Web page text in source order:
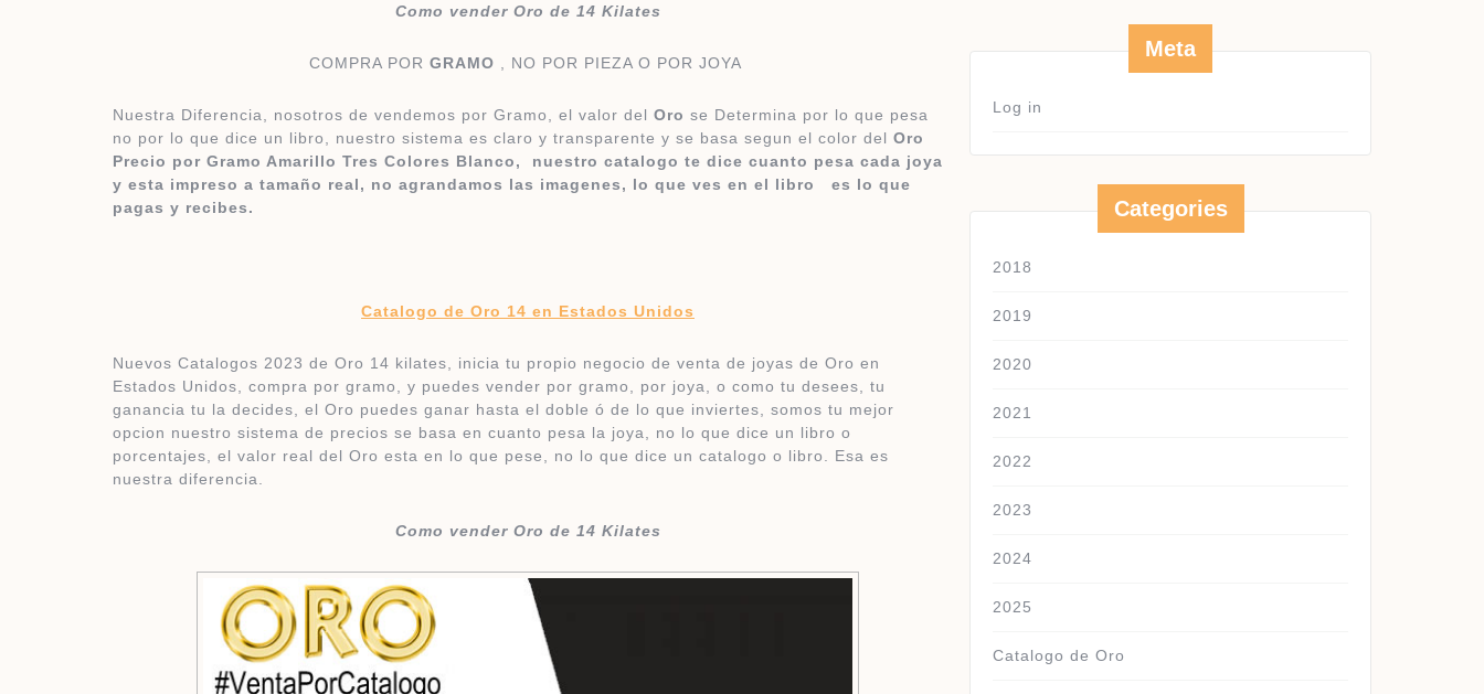
Como vender Oro de 14 Kilates
COMPRA POR GRAMO , NO POR PIEZA O POR JOYA
Nuestra Diferencia, nosotros de vendemos por Gramo, el valor del Oro se Determina por lo que pesa
no por lo que dice un libro, nuestro sistema es claro y transparente y se basa segun el color del Oro
Precio por Gramo Amarillo Tres Colores Blanco, nuestro catalogo te dice cuanto pesa cada joya
y esta impreso a tamaño real, no agrandamos las imagenes, lo que ves en el libro es lo que
pagas y recibes.
Catalogo de Oro 14 en Estados Unidos
Nuevos Catalogos 2023 de Oro 14 kilates, inicia tu propio negocio de venta de joyas de Oro en
Estados Unidos, compra por gramo, y puedes vender por gramo, por joya, o como tu desees, tu
ganancia tu la decides, el Oro puedes ganar hasta el doble ó de lo que inviertes, somos tu mejor
opcion nuestro sistema de precios se basa en cuanto pesa la joya, no lo que dice un libro o
porcentajes, el valor real del Oro esta en lo que pese, no lo que dice un catalogo o libro. Esa es
nuestra diferencia.
Como vender Oro de 14 Kilates
Meta
Log in
Categories
2018
2019
2020
2021
2022
2023
2024
2025
Catalogo de Oro